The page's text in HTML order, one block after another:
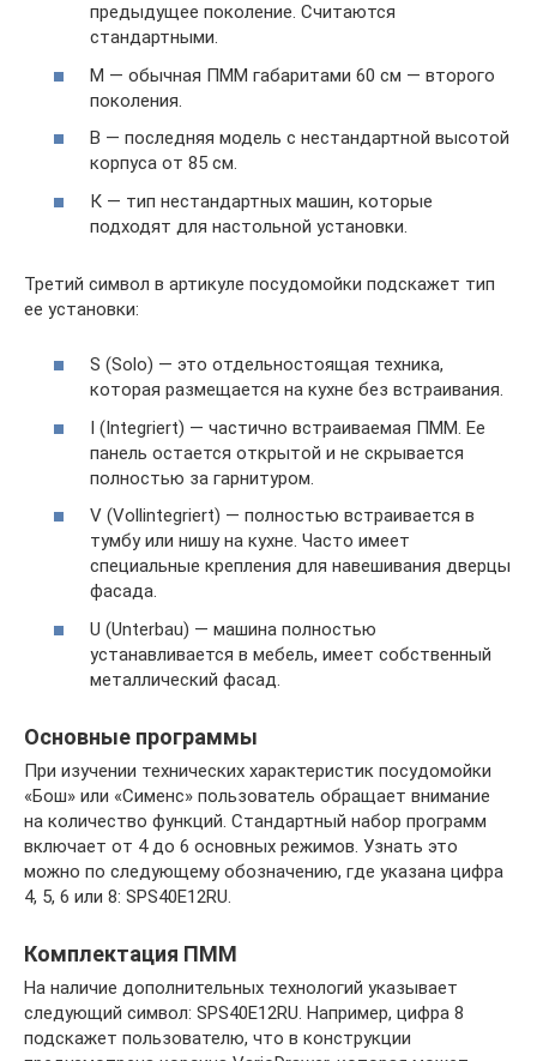
предыдущее поколение. Считаются
стандартными.
М — обычная ПММ габаритами 60 см — второго
поколения.
В — последняя модель с нестандартной высотой
корпуса от 85 см.
К — тип нестандартных машин, которые
подходят для настольной установки.
Третий символ в артикуле посудомойки подскажет тип
ее установки:
S (Solo) — это отдельностоящая техника,
которая размещается на кухне без встраивания.
I (Integriert) — частично встраиваемая ПММ. Ее
панель остается открытой и не скрывается
полностью за гарнитуром.
V (Vollintegriert) — полностью встраивается в
тумбу или нишу на кухне. Часто имеет
специальные крепления для навешивания дверцы
фасада.
U (Unterbau) — машина полностью
устанавливается в мебель, имеет собственный
металлический фасад.
Основные программы
При изучении технических характеристик посудомойки
«Бош» или «Сименс» пользователь обращает внимание
на количество функций. Стандартный набор программ
включает от 4 до 6 основных режимов. Узнать это
можно по следующему обозначению, где указана цифра
4, 5, 6 или 8: SPS40E12RU.
Комплектация ПММ
На наличие дополнительных технологий указывает
следующий символ: SPS40E12RU. Например, цифра 8
подскажет пользователю, что в конструкции